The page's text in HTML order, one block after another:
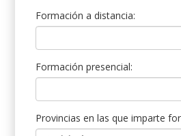
Formación a distancia:
Formación presencial:
Provincias en las que imparte